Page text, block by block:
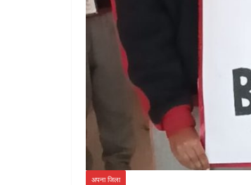
अपना जिला